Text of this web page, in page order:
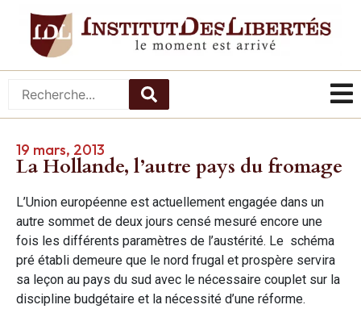
19 mars, 2013
La Hollande, l’autre pays du fromage
L’Union européenne est actuellement engagée dans un
autre sommet de deux jours censé mesuré encore une
fois les différents paramètres de l’austérité. Le schéma
pré établi demeure que le nord frugal et prospère servira
sa leçon au pays du sud avec le nécessaire couplet sur la
discipline budgétaire et la nécessité d’une réforme.